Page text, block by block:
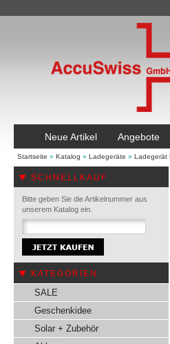
Neue Artikel Angebote
Startseite » Katalog » Ladegeräte » Ladegerät
SCHNELLKAUF
Bitte geben Sie die Artikelnummer aus
unserem Katalog ein.
KATEGORIEN
SALE
Geschenkidee
Solar + Zubehör